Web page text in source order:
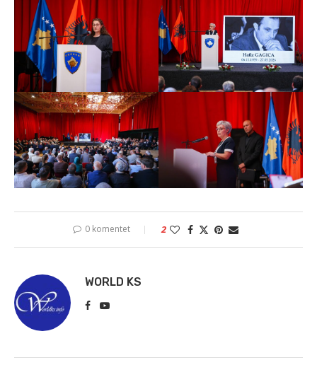
0 komentet 2
WORLD KS